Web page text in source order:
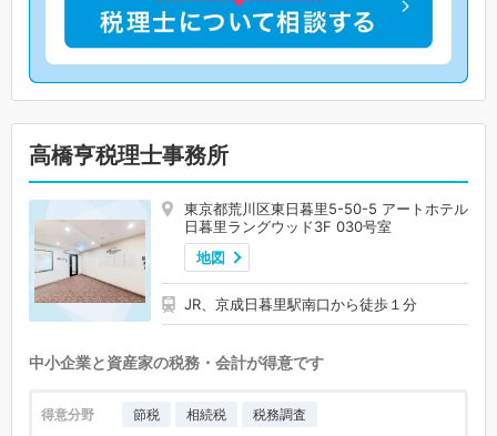
高橋亨税理士事務所
東京都荒川区東日暮里5-50-5 アートホテル
日暮里ラングウッド3F 030号室
地図
JR、京成日暮里駅南口から徒歩１分
中小企業と資産家の税務・会計が得意です
得意分野 節税 相続税 税務調査